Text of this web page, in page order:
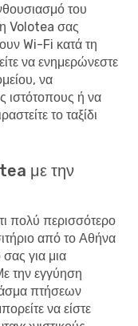
του
η Volotea σας
Wi-Fi κατά τη
να ενημερώνεστε
να
ιστότοπους ή να
το ταξίδι
με την
πολύ περισσότερο
από το Αθήνα
για μια
την εγγύηση
πτήσεων
να είστε